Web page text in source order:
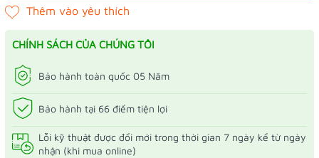
CHÍNH SÁCH CỦA CHÚNG TÔI
Bảo hành toàn quốc 05 Năm
Bảo hành tại 66 điểm tiện lợi
Lỗi kỹ thuật được đổi mới trong thời gian 7 ngày kể từ ngày
nhận (khi mua online)